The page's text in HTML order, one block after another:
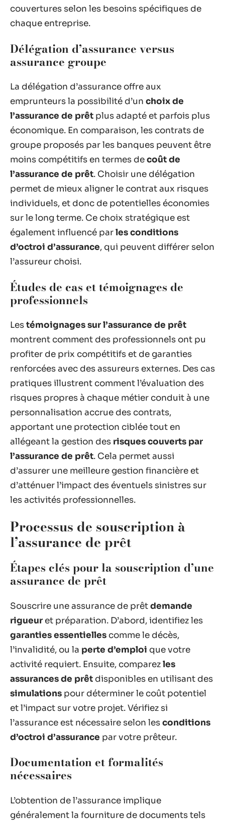
couvertures selon les besoins spécifiques de
chaque entreprise.
Délégation d’assurance versus
assurance groupe
La délégation d’assurance offre aux
emprunteurs la possibilité d’un choix de
l’assurance de prêt plus adapté et parfois plus
économique. En comparaison, les contrats de
groupe proposés par les banques peuvent être
moins compétitifs en termes decoût de
l’assurance de prêt. Choisir une délégation
permet de mieux aligner le contrat aux risques
individuels, et donc de potentielles économies
sur le long terme. Ce choix stratégique est
également influencé parles conditions
d’octroi d’assurance, qui peuvent différer selon
l’assureur choisi.
Études de cas et témoignages de
professionnels
Lestémoignages sur l’assurance de prêt
montrent comment des professionnels ont pu
profiter de prix compétitifs et de garanties
renforcées avec des assureurs externes. Des cas
pratiques illustrent comment l’évaluation des
risques propres à chaque métier conduit à une
personnalisation accrue des contrats,
apportant une protection ciblée tout en
allégeant la gestion des risques couverts par
l’assurance de prêt. Cela permet aussi
d’assurer une meilleure gestion financière et
d’atténuer l’impact des éventuels sinistres sur
les activités professionnelles.
Processus de souscription à
l’assurance de prêt
Étapes clés pour la souscription d’une
assurance de prêt
Souscrire une assurance de prêtdemande
rigueur et préparation. D’abord, identifiez les
garanties essentielles comme le décès,
l’invalidité, ou la perte d’emploi que votre
activité requiert. Ensuite, comparezles
assurances de prêt disponibles en utilisant des
simulations pour déterminer le coût potentiel
et l’impact sur votre projet. Vérifiez si
l’assurance est nécessaire selon lesconditions
d’octroi d’assurance par votre prêteur.
Documentation et formalités
nécessaires
L’obtention de l’assurance implique
généralement la fourniture de documents tels